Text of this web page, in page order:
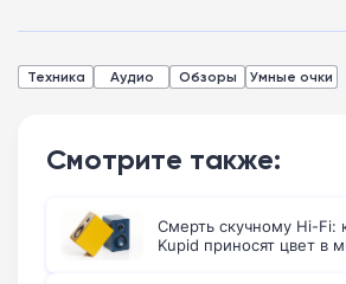
Техника Аудио Обзоры Умные очки
Смотрите также:
Смерть скучному Hi-Fi:
Kupid приносят цвет в